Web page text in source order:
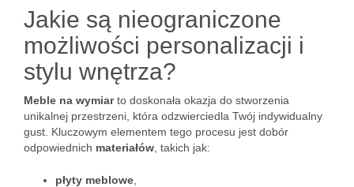
Jakie są nieograniczone
możliwości personalizacji i
stylu wnętrza?
Meble na wymiarto doskonała okazja do stworzenia
unikalnej przestrzeni, która odzwierciedla Twój indywidualny
gust. Kluczowym elementem tego procesu jest dobór
odpowiednich materiałów , takich jak:
płyty meblowe